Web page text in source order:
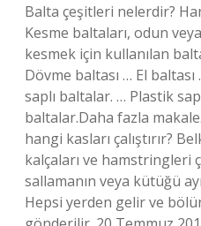
Balta çeşitleri nelerdir?
Kesme baltaları, odun
kesmek için kullanılan
Dövme baltası … El
saplı baltalar. … Plastik
baltalar.Daha fazla
hangi kasları çalıştırır?
kalçaları ve hamstringleri
sallamanın veya kütüğü
Hepsi yerden gelir ve